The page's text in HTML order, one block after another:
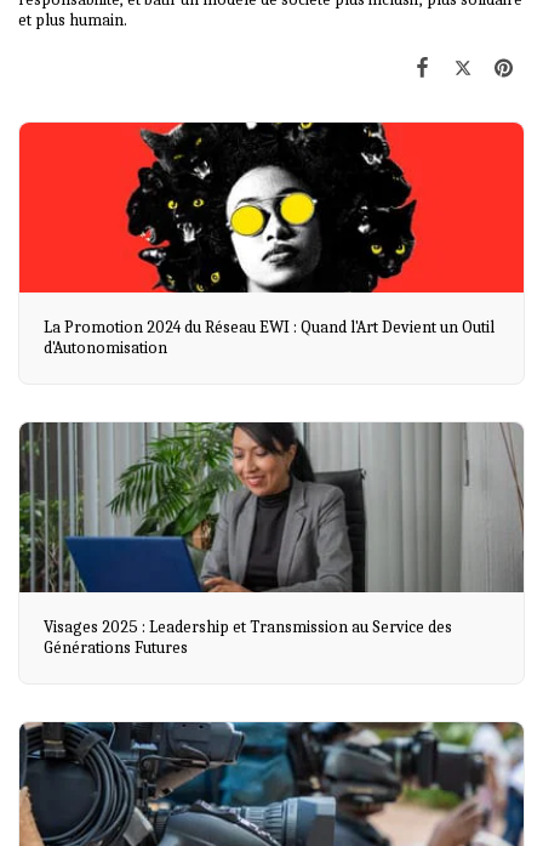
et plus humain.
La Promotion 2024 du Réseau EWI : Quand l'Art Devient un Outil
d'Autonomisation
Visages 2025 : Leadership et Transmission au Service des
Générations Futures